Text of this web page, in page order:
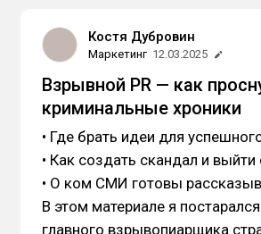
Костя Дубровин
Маркетинг 12.03.2025
Взрывной PR — как
криминальные хроники
• Где брать идеи для
• Как создать скандал и
• О ком СМИ готовы
В этом материале я
главного взрывопиарщика